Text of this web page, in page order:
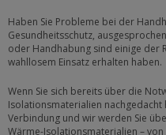
Haben Sie Probleme bei der
Gesundheitsschutz,
oder Handhabung sind einige der
wahllosem Einsatz erhalten haben.
Wenn Sie sich bereits über die
Isolationsmaterialien nachgedacht
Verbindung und wir werden Sie
Wärme-Isolationsmaterialien –